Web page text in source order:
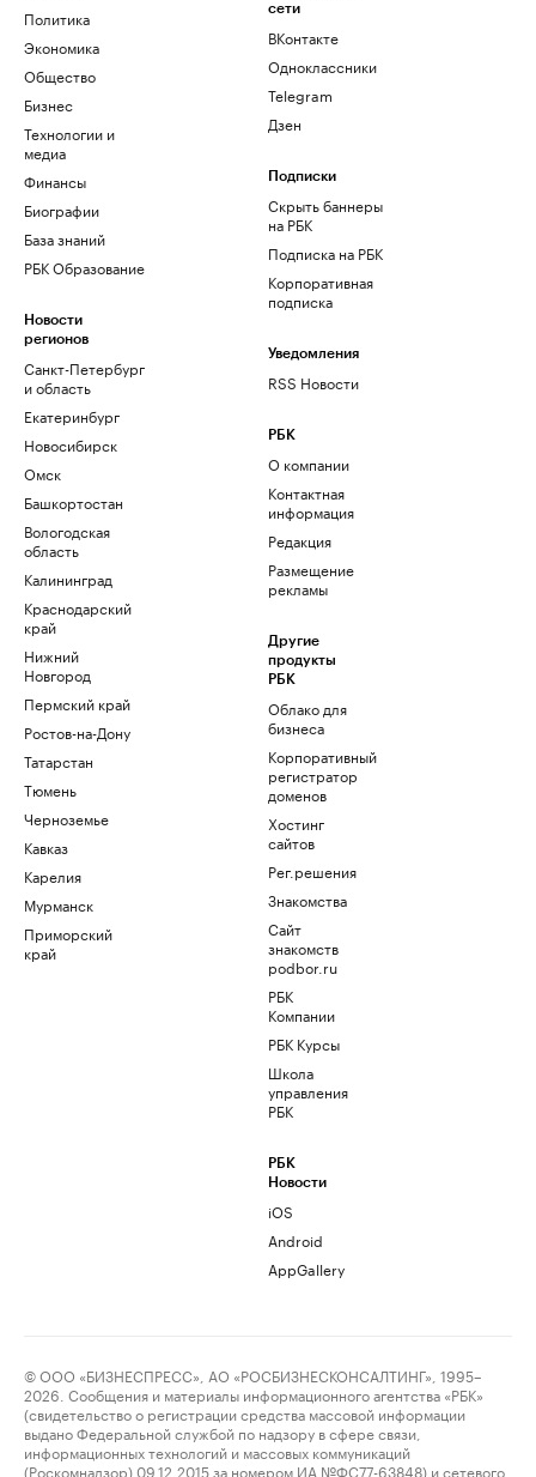
Политика
Экономика
Общество
Бизнес
Технологии и
медиа
Финансы
Биографии
База знаний
РБК Образование
Новости
регионов
Санкт-Петербург
и область
Екатеринбург
Новосибирск
Омск
Башкортостан
Вологодская
область
Калининград
Краснодарский
край
Нижний
Новгород
Пермский край
Ростов-на-Дону
Татарстан
Тюмень
Черноземье
Кавказ
Карелия
Мурманск
Приморский
край
сети
ВКонтакте
Одноклассники
Telegram
Дзен
Подписки
Скрыть баннеры
на РБК
Подписка на РБК
Корпоративная
подписка
Уведомления
RSS Новости
РБК
О компании
Контактная
информация
Редакция
Размещение
рекламы
Другие
продукты
РБК
Облако для
бизнеса
Корпоративный
регистратор
доменов
Хостинг
сайтов
Рег.решения
Знакомства
Сайт
знакомств
podbor.ru
РБК
Компании
РБК Курсы
Школа
управления
РБК
РБК
Новости
iOS
Android
AppGallery
© ООО «БИЗНЕСПРЕСС», АО «РОСБИЗНЕСКОНСАЛТИНГ», 1995–
2026. Сообщения и материалы информационного агентства «РБК»
(свидетельство о регистрации средства массовой информации
выдано Федеральной службой по надзору в сфере связи,
информационных технологий и массовых коммуникаций
(Роскомнадзор) 09.12.2015 за номером ИА №ФС77-63848) и сетевого